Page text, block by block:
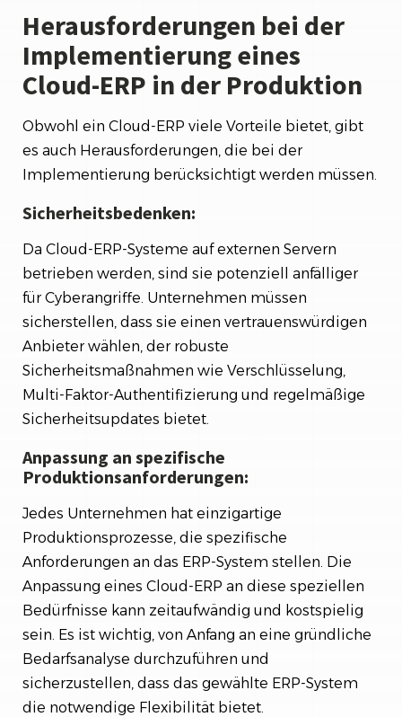
Herausforderungen bei der
Implementierung eines
Cloud-ERP in der Produktion
Obwohl ein Cloud-ERP viele Vorteile bietet, gibt
es auch Herausforderungen, die bei der
Implementierung berücksichtigt werden müssen.
Sicherheitsbedenken:
Da Cloud-ERP-Systeme auf externen Servern
betrieben werden, sind sie potenziell anfälliger
für Cyberangriffe. Unternehmen müssen
sicherstellen, dass sie einen vertrauenswürdigen
Anbieter wählen, der robuste
Sicherheitsmaßnahmen wie Verschlüsselung,
Multi-Faktor-Authentifizierung und regelmäßige
Sicherheitsupdates bietet.
Anpassung an spezifische
Produktionsanforderungen:
Jedes Unternehmen hat einzigartige
Produktionsprozesse, die spezifische
Anforderungen an das ERP-System stellen. Die
Anpassung eines Cloud-ERP an diese speziellen
Bedürfnisse kann zeitaufwändig und kostspielig
sein. Es ist wichtig, von Anfang an eine gründliche
Bedarfsanalyse durchzuführen und
sicherzustellen, dass das gewählte ERP-System
die notwendige Flexibilität bietet.